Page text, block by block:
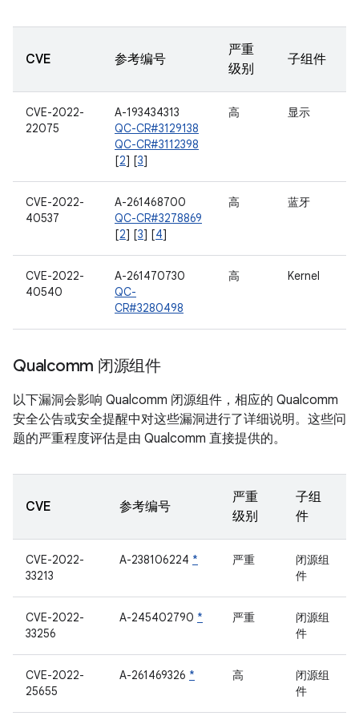
CVE 参考编号
严重
级别
子组件
CVE-2022-
22075
A-193434313
QC-CR#3129138
QC-CR#3112398
[2] [3]
高 显示
CVE-2022-
40537
A-261468700
QC-CR#3278869
[2] [3] [4]
高 蓝牙
CVE-2022-
40540
A-261470730
QC-
CR#3280498
高 Kernel
Qualcomm 闭源组件
以下漏洞会影响 Qualcomm 闭源组件，相应的 Qualcomm
安全公告或安全提醒中对这些漏洞进行了详细说明。这些问
题的严重程度评估是由 Qualcomm 直接提供的。
CVE 参考编号
严重
级别
子组
件
CVE-2022-
33213
A-238106224 * 严重
闭源组
件
CVE-2022-
33256
A-245402790 * 严重
闭源组
件
CVE-2022-
25655
A-261469326 * 高
闭源组
件